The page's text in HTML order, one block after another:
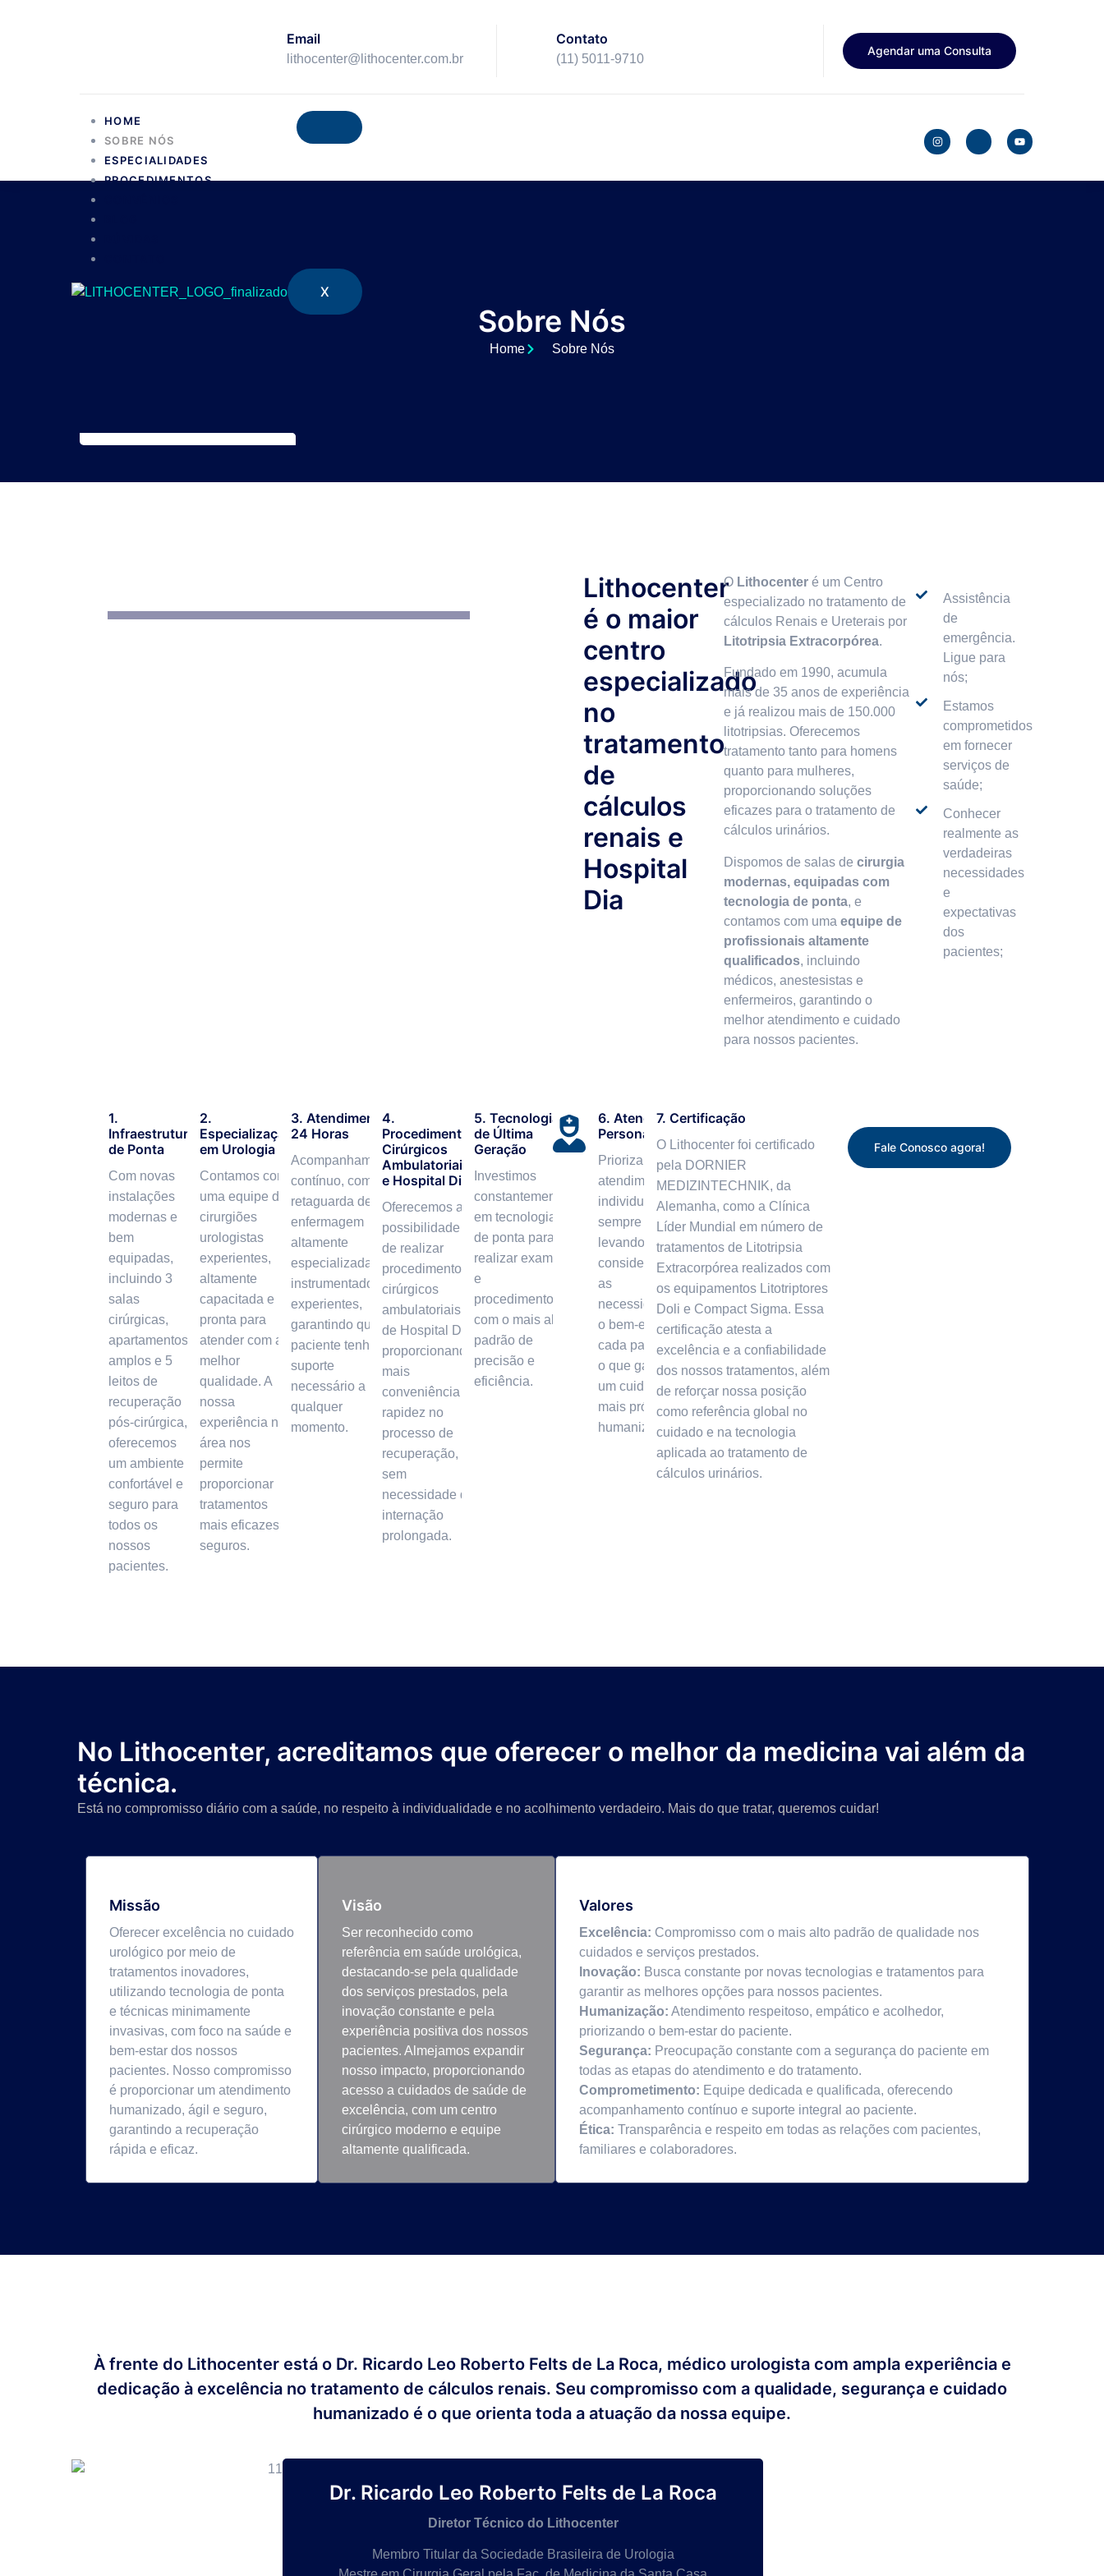
Email
lithocenter@lithocenter.com.br
Contato
(11) 5011-9710
Agendar uma Consulta
HOME
SOBRE NÓS
ESPECIALIDADES
PROCEDIMENTOS
X
Sobre Nós
Home Sobre Nós
Lithocenter
é o maior
centro
especializado
no
tratamento
de
cálculos
renais e
Hospital
Dia
O Lithocenter é um Centro
especializado no tratamento de
cálculos Renais e Ureterais por
Litotripsia Extracorpórea.
Fundado em 1990, acumula
mais de 35 anos de experiência
e já realizou mais de 150.000
litotripsias. Oferecemos
tratamento tanto para homens
quanto para mulheres,
proporcionando soluções
eficazes para o tratamento de
cálculos urinários.
Dispomos de salas decirurgia
modernas, equipadas com
tecnologia de ponta, e
contamos com umaequipe de
profissionais altamente
qualificados, incluindo
médicos, anestesistas e
enfermeiros, garantindo o
melhor atendimento e cuidado
para nossos pacientes.
Assistência
de
emergência.
Ligue para
nós;
Estamos
comprometidos
em fornecer
serviços de
saúde;
Conhecer
realmente as
verdadeiras
necessidades
e
expectativas
dos
pacientes;
1.
Infraestrutura
de Ponta
Com novas
instalações
modernas e
bem
equipadas,
incluindo 3
salas
cirúrgicas,
apartamentos
amplos e 5
leitos de
recuperação
pós-cirúrgica,
oferecemos
um ambiente
confortável e
seguro para
todos os
nossos
pacientes.
2.
Especialização
em Urologia
Contamos com
uma equipe de
cirurgiões
urologistas
experientes,
altamente
capacitada e
pronta para
atender com a
melhor
qualidade. A
nossa
experiência na
área nos
permite
proporcionar
tratamentos
mais eficazes e
seguros.
3. Atendimento
24 Horas
Acompanhamento
contínuo, com
retaguarda de
enfermagem
altamente
especializada e
instrumentadoras
experientes,
garantindo que o
paciente tenha o
suporte
necessário a
qualquer
momento.
4.
Procedimentos
Cirúrgicos
Ambulatoriais
e Hospital Dia
Oferecemos a
possibilidade
de realizar
procedimentos
cirúrgicos
ambulatoriais e
de Hospital Dia,
proporcionando
mais
conveniência e
rapidez no
processo de
recuperação,
sem
necessidade de
internação
prolongada.
5. Tecnologia
de Última
Geração
Investimos
constantemente
em tecnologia
de ponta para
realizar exames
e
procedimentos
com o mais alto
padrão de
precisão e
eficiência.
6. Atenção
Personalizada
Priorizamos o
atendimento
individualizado,
sempre
levando em
consideração
as
necessidades e
o bem-estar de
cada paciente,
o que garante
um cuidado
mais próximo e
humanizado.
7. Certificação
O Lithocenter foi certificado
pela DORNIER
MEDIZINTECHNIK, da
Alemanha, como a Clínica
Líder Mundial em número de
tratamentos de Litotripsia
Extracorpórea realizados com
os equipamentos Litotriptores
Doli e Compact Sigma. Essa
certificação atesta a
excelência e a confiabilidade
dos nossos tratamentos, além
de reforçar nossa posição
como referência global no
cuidado e na tecnologia
aplicada ao tratamento de
cálculos urinários.
Fale Conosco agora!
No Lithocenter, acreditamos que oferecer o melhor da medicina vai além da
técnica.
Está no compromisso diário com a saúde, no respeito à individualidade e no acolhimento verdadeiro. Mais do que tratar, queremos cuidar!
Missão
Oferecer excelência no cuidado
urológico por meio de
tratamentos inovadores,
utilizando tecnologia de ponta
e técnicas minimamente
invasivas, com foco na saúde e
bem-estar dos nossos
pacientes. Nosso compromisso
é proporcionar um atendimento
humanizado, ágil e seguro,
garantindo a recuperação
rápida e eficaz.
Visão
Ser reconhecido como
referência em saúde urológica,
destacando-se pela qualidade
dos serviços prestados, pela
inovação constante e pela
experiência positiva dos nossos
pacientes. Almejamos expandir
nosso impacto, proporcionando
acesso a cuidados de saúde de
excelência, com um centro
cirúrgico moderno e equipe
altamente qualificada.
Valores
Excelência: Compromisso com o mais alto padrão de qualidade nos
cuidados e serviços prestados.
Inovação: Busca constante por novas tecnologias e tratamentos para
garantir as melhores opções para nossos pacientes.
Humanização: Atendimento respeitoso, empático e acolhedor,
priorizando o bem-estar do paciente.
Segurança: Preocupação constante com a segurança do paciente em
todas as etapas do atendimento e do tratamento.
Comprometimento: Equipe dedicada e qualificada, oferecendo
acompanhamento contínuo e suporte integral ao paciente.
Ética: Transparência e respeito em todas as relações com pacientes,
familiares e colaboradores.
À frente do Lithocenter está o Dr. Ricardo Leo Roberto Felts de La Roca, médico urologista com ampla experiência e
dedicação à excelência no tratamento de cálculos renais. Seu compromisso com a qualidade, segurança e cuidado
humanizado é o que orienta toda a atuação da nossa equipe.
Dr. Ricardo Leo Roberto Felts de La Roca
Diretor Técnico do Lithocenter
Membro Titular da Sociedade Brasileira de Urologia